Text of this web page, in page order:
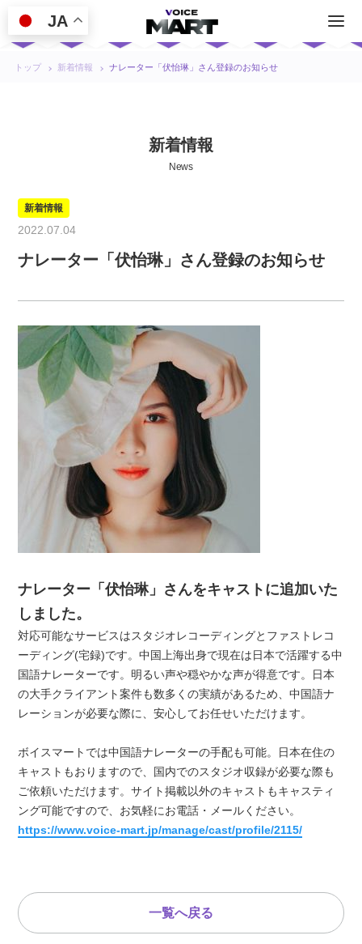
トップ 新着情報 ナレーター「伏怡琳」さん登録のお知らせ
新着情報
News
新着情報
2022.07.04
ナレーター「伏怡琳」さん登録のお知らせ
ナレーター「伏怡琳」さんをキャストに追加いた
しました。
対応可能なサービスはスタジオレコーディングとファストレコ
ーディング(宅録)です。中国上海出身で現在は日本で活躍する中
国語ナレーターです。明るい声や穏やかな声が得意です。日本
の大手クライアント案件も数多くの実績があるため、中国語ナ
レーションが必要な際に、安心してお任せいただけます。
ボイスマートでは中国語ナレーターの手配も可能。日本在住の
キャストもおりますので、国内でのスタジオ収録が必要な際も
ご依頼いただけます。サイト掲載以外のキャストもキャスティ
ング可能ですので、お気軽にお電話・メールください。
https://www.voice-mart.jp/manage/cast/profile/2115/
一覧へ戻る
JA